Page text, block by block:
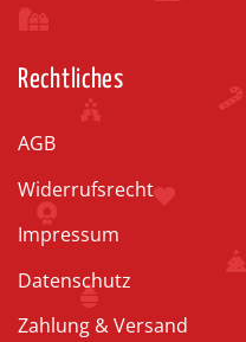
Rechtliches
AGB
Widerrufsrecht
Impressum
Datenschutz
Zahlung & Versand